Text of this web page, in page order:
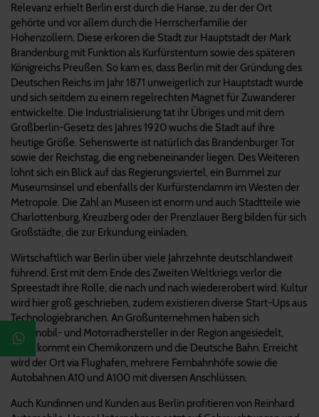
Relevanz erhielt Berlin erst durch die Hanse, zu der der Ort
gehörte und vor allem durch die Herrscherfamilie der
Hohenzollern. Diese erkoren die Stadt zur Hauptstadt der Mark
Brandenburg mit Funktion als Kurfürstentum sowie des späteren
Königreichs Preußen. So kam es, dass Berlin mit der Gründung des
Deutschen Reichs im Jahr 1871 unweigerlich zur Hauptstadt wurde
und sich seitdem zu einem regelrechten Magnet für Zuwanderer
entwickelte. Die Industrialisierung tat ihr Übriges und mit dem
Großberlin-Gesetz des Jahres 1920 wuchs die Stadt auf ihre
heutige Größe. Sehenswerte ist natürlich das Brandenburger Tor
sowie der Reichstag, die eng nebeneinander liegen. Des Weiteren
lohnt sich ein Blick auf das Regierungsviertel, ein Bummel zur
Museumsinsel und ebenfalls der Kurfürstendamm im Westen der
Metropole. Die Zahl an Museen ist enorm und auch Stadtteile wie
Charlottenburg, Kreuzberg oder der Prenzlauer Berg bilden für sich
Großstädte, die zur Erkundung einladen.
Wirtschaftlich war Berlin über viele Jahrzehnte deutschlandweit
führend. Erst mit dem Ende des Zweiten Weltkriegs verlor die
Spreestadt ihre Rolle, die nach und nach wiedererobert wird. Kultur
wird hier groß geschrieben, zudem existieren diverse Start-Ups aus
Technologiebranchen. An Großunternehmen haben sich
Automobil- und Motorradhersteller in der Region angesiedelt,
hinzu kommt ein Chemikonzern und die Deutsche Bahn. Erreicht
wird der Ort via Flughafen, mehrere Fernbahnhöfe sowie die
Autobahnen A10 und A100 mit diversen Anschlüssen.
Auch Kundinnen und Kunden aus Berlin profitieren von Reinhard